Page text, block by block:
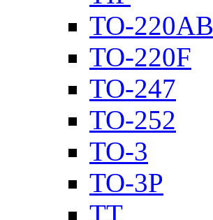
TO-220AB
TO-220F
TO-247
TO-252
TO-3
TO-3P